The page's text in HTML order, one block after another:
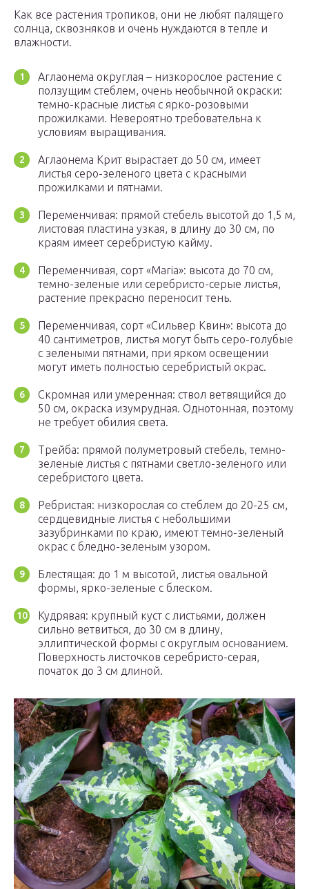
Как все растения тропиков, они не любят палящего
солнца, сквозняков и очень нуждаются в тепле и
влажности.
Аглаонема округлая – низкорослое растение с
ползущим стеблем, очень необычной окраски:
темно-красные листья с ярко-розовыми
прожилками. Невероятно требовательна к
условиям выращивания.
Аглаонема Крит вырастает до 50 см, имеет
листья серо-зеленого цвета с красными
прожилками и пятнами.
Переменчивая: прямой стебель высотой до 1,5 м,
листовая пластина узкая, в длину до 30 см, по
краям имеет серебристую кайму.
Переменчивая, сорт «Maria»: высота до 70 см,
темно-зеленые или серебристо-серые листья,
растение прекрасно переносит тень.
Переменчивая, сорт «Сильвер Квин»: высота до
40 сантиметров, листья могут быть серо-голубые
с зелеными пятнами, при ярком освещении
могут иметь полностью серебристый окрас.
Скромная или умеренная: ствол ветвящийся до
50 см, окраска изумрудная. Однотонная, поэтому
не требует обилия света.
Трейба: прямой полуметровый стебель, темно-
зеленые листья с пятнами светло-зеленого или
серебристого цвета.
Ребристая: низкорослая со стеблем до 20-25 см,
сердцевидные листья с небольшими
зазубринками по краю, имеют темно-зеленый
окрас с бледно-зеленым узором.
Блестящая: до 1 м высотой, листья овальной
формы, ярко-зеленые с блеском.
Кудрявая: крупный куст с листьями, должен
сильно ветвиться, до 30 см в длину,
эллиптической формы с округлым основанием.
Поверхность листочков серебристо-серая,
початок до 3 см длиной.